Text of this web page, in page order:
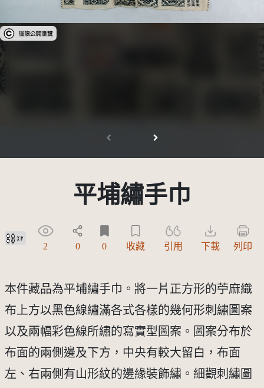
受著作權法保護-僅限於本平台有限度公開瀏覽
平埔繡手巾
創用CC姓名標示 3.0 台灣及其後版本(CC BY 3.0 TW +)
2 0 0 收藏 引用 下載 列印
本件藏品為平埔繡手巾。將一片正方形的苧麻織
布上方以黑色線繡滿各式各樣的幾何形刺繡圖案
以及兩幅彩色線所繡的寫實型圖案。圖案分布於
布面的兩側邊及下方，中央有較大留白，布面
左、右兩側有山形紋的邊緣裝飾繡。細觀刺繡圖